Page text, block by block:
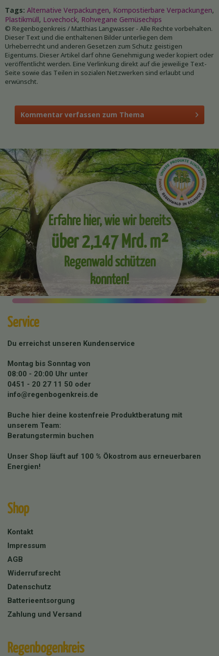
Tags: Alternative Verpackungen, Kompostierbare Verpackungen,
Plastikmüll, Lovechock, Rohvegane Gemüsechips
© Regenbogenkreis / Matthias Langwasser - Alle Rechte vorbehalten.
Dieser Text und die enthaltenen Bilder unterliegen dem
Urheberrecht und anderen Gesetzen zum Schutz geistigen
Eigentums. Dieser Artikel darf ohne Genehmigung weder kopiert oder
veröffentlicht werden. Eine Verlinkung direkt auf die jeweilige Text-
Seite sowie das Teilen in sozialen Netzwerken sind erlaubt und
erwünscht.
Kommentar verfassen zum Thema
Erfahre hier, wie wir bereits
über 2,147 Mrd. m²
Regenwald schützen
konnten!
Service
Du erreichst unseren Kundenservice
Montag bis Sonntag von
08:00 - 20:00 Uhr unter
0451 - 20 27 11 50 oder
info@regenbogenkreis.de
Buche hier deine kostenfreie Produktberatung mit
unserem Team:
Beratungstermin buchen
Unser Shop läuft auf 100 % Ökostrom aus erneuerbaren
Energien!
Shop
Kontakt
Impressum
AGB
Widerrufsrecht
Datenschutz
Batterieentsorgung
Zahlung und Versand
Regenbogenkreis